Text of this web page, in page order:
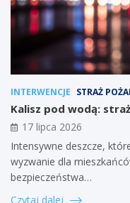
INTERWENCJE STRAŻ
Kalisz pod wodą:
17 lipca 2026
Intensywne deszcze,
wyzwanie dla
bezpieczeństwa…
Czytaj dalej